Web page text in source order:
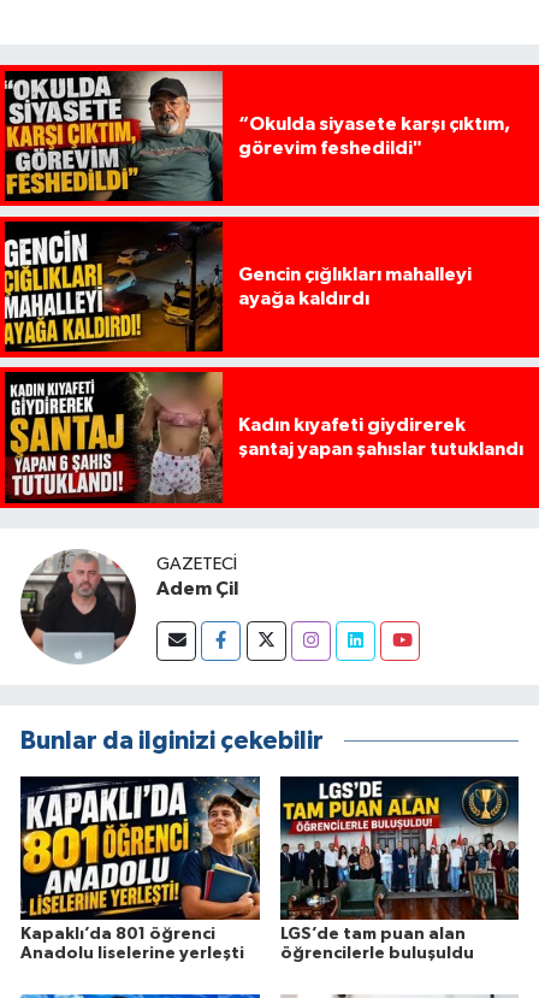
“Okulda siyasete karşı çıktım,
görevim feshedildi"
Gencin çığlıkları mahalleyi
ayağa kaldırdı
Kadın kıyafeti giydirerek
şantaj yapan şahıslar tutuklandı
GAZETECI
Adem Çil
Bunlar da ilginizi çekebilir
Kapaklı’da 801 öğrenci
Anadolu liselerine yerleşti
LGS’de tam puan alan
öğrencilerle buluşuldu